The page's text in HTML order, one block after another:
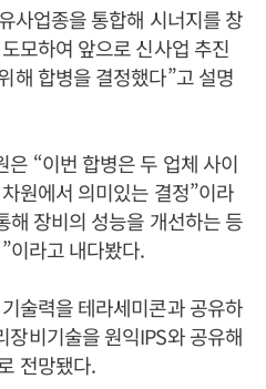
사업종을 통합해 시너지를 창
모하여 앞으로 신사업 추진
해 합병을 결정했다”고 설명
“이번 합병은 두 업체 사이
원에서 의미있는 결정”이라
해 장비의 성능을 개선하는 등
이라고 내다봤다.
술력을 테라세미콘과 공유하
비기술을 원익IPS와 공유해
전망됐다.